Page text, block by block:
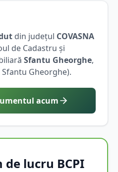
din județul COVASNA
de Cadastru și
Sfantu Gheorghe,
Sfantu Gheorghe).
acum
de lucru BCPI